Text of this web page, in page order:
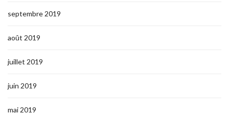
septembre 2019
août 2019
juillet 2019
juin 2019
mai 2019